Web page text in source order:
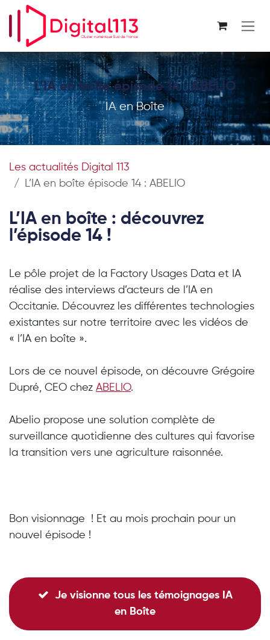
Se rendre au contenu
L’IA en boîte épisode 14 : ABELIO
IA en Boîte
Les actualités Digital 113
L’IA en boîte épisode 14 : ABELIO
L’IA en boîte : découvrez
l’épisode 14 !
Le pôle projet de la Factory Usages Data et IA
réalise des interviews d’acteurs de l’IA en
Occitanie. Découvrez les différentes technologies
existantes sur notre territoire avec les vidéos de
« l’IA en boîte ».
Lors de ce nouvel épisode, on découvre Grégoire
Dupré, CEO chez ABELIO.
Abelio propose une solution complète de
surveillance quotidienne des cultures qui favorise
la transition vers une agriculture raisonnée.
Bon visionnage ! Et au mois prochain pour un
nouvel épisode !
Je visionne tous les témoignages IA
en Boîte